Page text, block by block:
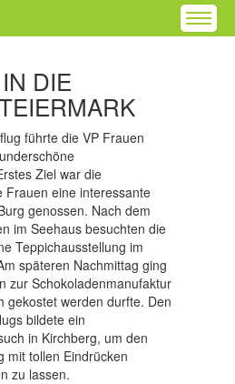
DIE
führte die VP Frauen
Ziel war die
Frauen eine interessante
genossen. Nach dem
im Seehaus besuchten die
Teppichausstellung im
späteren Nachmittag ging
zur Schokoladenmanufaktur
gekostet werden durfte. Den
bildete ein
in Kirchberg, um den
mit tollen Eindrücken
zu lassen.